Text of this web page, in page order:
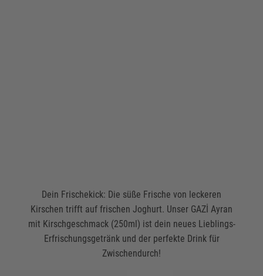
Dein Frischekick: Die süße Frische von leckeren
Kirschen trifft auf frischen Joghurt. Unser GAZİ Ayran
mit Kirschgeschmack (250ml) ist dein neues Lieblings-
Erfrischungsgetränk und der perfekte Drink für
Zwischendurch!